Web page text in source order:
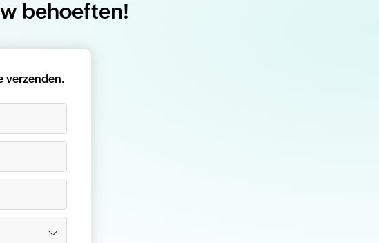
behoeften!
verzenden.